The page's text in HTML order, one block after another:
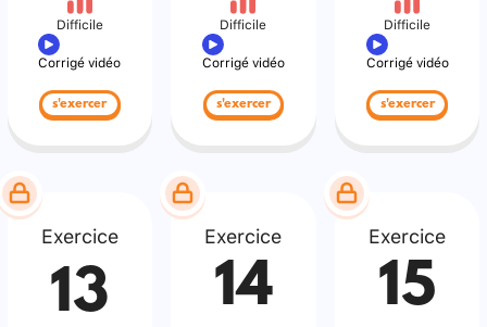
Difficile
Corrigé vidéo
s'exercer
Difficile
Corrigé vidéo
s'exercer
Difficile
Corrigé vidéo
s'exercer
Exercice
13
Exercice
14
Exercice
15